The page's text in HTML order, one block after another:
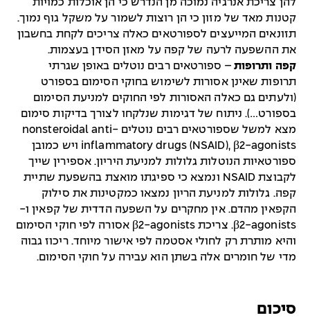
להן צריכת אנרגיה נמוכה מן הנדרש כי הן אוכלות כמויות
קטנות מאד של מזון כי הן רוצות לשמור על משקל גוף נמוך.
תזונאים המייעצים לספורטאים כאלה צריכים לקחת בחשבון
את ההשפעה לרעה של קפה על מאזן הסידן בעצמות.
קפה ותרופות– ספורטאים רבים נוטלים באופן שגרתי
תרופות שאינן אסורות לשימוש בחוקי הסימום בספורט
(ולעתים גם כאלה האסורות לפי החוקים למניעת הסימום
בספורט…). ניתוח של דגימות שנלקחו לצורך בדיקות סימום
מצא למשל שספורטאים רבים נוטלים nonsteroidal anti-
inflammatory drugs (NSAID), β2-agonists ויש כמובן
ספורטאיות הנוטלות גלולות למניעת היריון. אספירין שייך
לקבוצת NSAID ונמצא כי ספיגתו מואצת בהשפעת שתיית
קפה. גלולות למניעת הריון נמצאו כמקטינות את סילוק
הקפאין מהדם. אין מחקרים על השפעה הדדית של קפאין ו-
β2-agonists. צריכת β2-agonists אסורה לפי חוקי הסימום
והיא מותרת רק לחולי אסטמה לפי אישור מיוחד. ריכוז גבוה
מדי של חומרים אלה בשתן הוא עבירה על חוקי הסימום.
סיכום